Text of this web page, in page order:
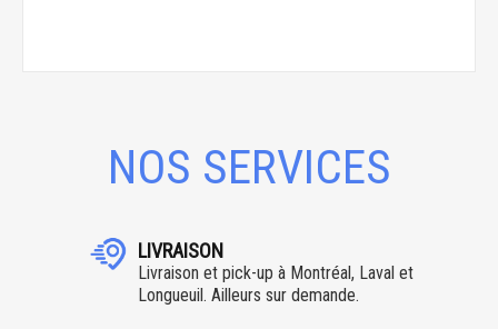
NOS SERVICES
LIVRAISON
Livraison et pick-up à Montréal, Laval et
Longueuil. Ailleurs sur demande.